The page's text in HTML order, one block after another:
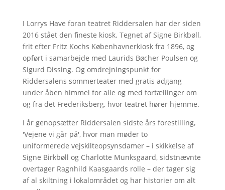
I Lorrys Have foran teatret Riddersalen har der siden
2016 stået den fineste kiosk. Tegnet af Signe Birkbøll,
frit efter Fritz Kochs Københavnerkiosk fra 1896, og
opført i samarbejde med Laurids Bøcher Poulsen og
Sigurd Dissing. Og omdrejningspunkt for
Riddersalens sommerteater med gratis adgang
under åben himmel for alle og med fortællinger om
og fra det Frederiksberg, hvor teatret hører hjemme.
I år genopsætter Riddersalen sidste års forestilling,
'Vejene vi går på', hvor man møder to
uniformerede vejskilteopsynsdamer – i skikkelse af
Signe Birkbøll og Charlotte Munksgaard, sidstnævnte
overtager Ragnhild Kaasgaards rolle – der tager sig
af al skiltning i lokalområdet og har historier om alt